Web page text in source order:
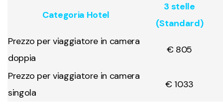
Categoria Hotel
3 stelle
(Standard)
Prezzo per viaggiatore in camera
doppia
€ 805
Prezzo per viaggiatore in camera
singola
€ 1033